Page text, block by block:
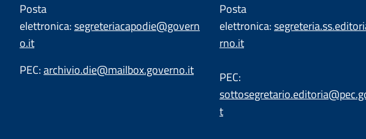
Posta
elettronica:segreteriacapodie@govern
o.it
PEC:archivio.die@mailbox.governo.it
Posta
elettronica:
rno.it
PEC:
t